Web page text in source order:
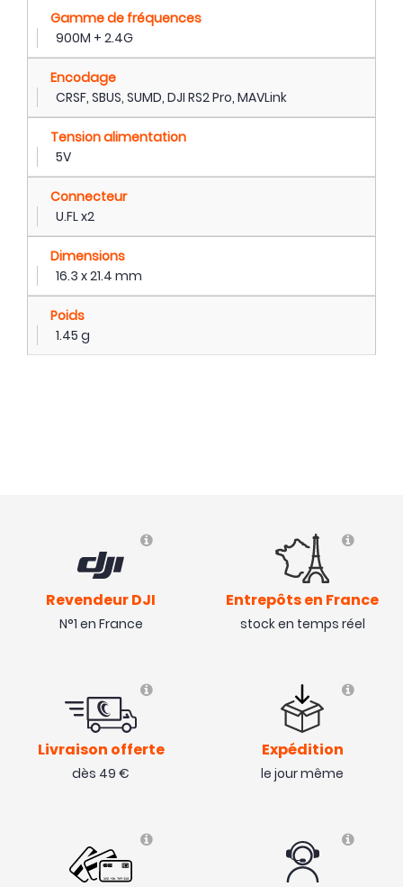
Gamme de fréquences
900M + 2.4G
Encodage
CRSF, SBUS, SUMD, DJI RS2 Pro, MAVLink
Tension alimentation
5V
Connecteur
U.FL x2
Dimensions
16.3 x 21.4 mm
Poids
1.45 g
Revendeur DJI
N°1 en France
Entrepôts en France
stock en temps réel
Livraison offerte
dès 49 €
Expédition
le jour même